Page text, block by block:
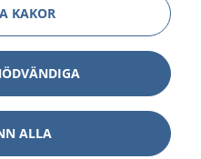
Visa
KAKOR
ALLA